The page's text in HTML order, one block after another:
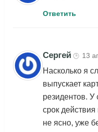
Ответить
Сергей 🕒 13
Насколько я
выпускает
резидентов. У
срок действия
не ясно, уже